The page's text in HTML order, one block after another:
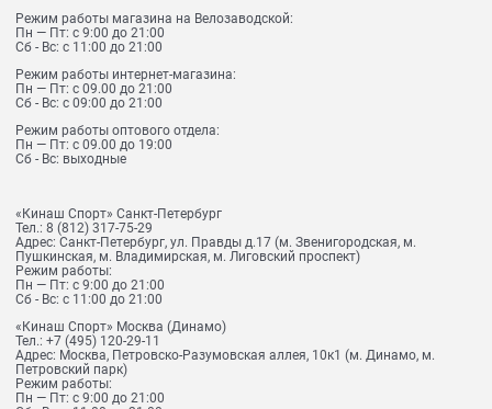
Режим работы магазина на Велозаводской:
Пн — Пт: с 9:00 до 21:00
Сб - Вс: с 11:00 до 21:00
Режим работы интернет-магазина:
Пн — Пт: с 09.00 до 21:00
Сб - Вс: с 09:00 до 21:00
Режим работы оптового отдела:
Пн — Пт: с 09.00 до 19:00
Сб - Вс: выходные
«Кинаш Спорт» Санкт-Петербург
Тел.: 8 (812) 317-75-29
Адрес: Санкт-Петербург, ул. Правды д.17 (м. Звенигородская, м.
Пушкинская, м. Владимирская, м. Лиговский проспект)
Режим работы:
Пн — Пт: с 9:00 до 21:00
Сб - Вс: с 11:00 до 21:00
«Кинаш Спорт» Москва (Динамо)
Тел.: +7 (495) 120-29-11
Адрес: Москва, Петровско-Разумовская аллея, 10к1 (м. Динамо, м.
Петровский парк)
Режим работы:
Пн — Пт: с 9:00 до 21:00